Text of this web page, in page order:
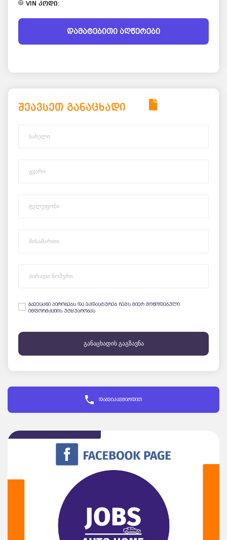
VIN კოდი:
დამატებითი აღწერები
შეავსეთ განაცხადი
გავეცანი პირობებს და ვადასტურებ ჩემს მიერ მოწოდებული
ინფორმაციის უტყუარობას
განაცხადის გაგზავნა
დაგვიკავშირდით